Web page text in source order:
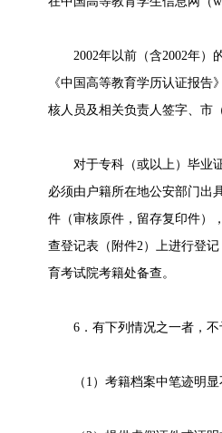
2002年以前（含2002年）
《中国高等教育学历认证报
核人员及相关负责人签字、市
对于专科（或以上）毕业证
必须由户籍所在地公安部门出
件（审核原件，留存复印件）
查登记表（附件2）上进行登
育考试院考籍处备查。
6．有下列情况之一者，不
（1）考籍档案中笔迹明显